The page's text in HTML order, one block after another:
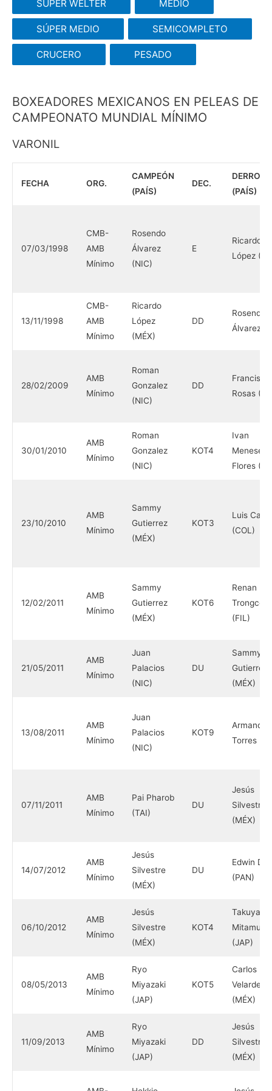
SÚPER WELTER MEDIO
SÚPER MEDIO SEMICOMPLETO
CRUCERO PESADO
BOXEADORES MEXICANOS EN PELEAS DE
CAMPEONATO MUNDIAL MÍNIMO
VARONIL
FECHA ORG.
CAMPEÓN
(PAÍS)
DEC.
(PAÍS)
07/03/1998
CMB-
AMB
Mínimo
Rosendo
Álvarez
(NIC)
E
Ricardo
López
13/11/1998
CMB-
AMB
Mínimo
Ricardo
López
(MÉX)
DD
Rosendo
Álvarez
28/02/2009
AMB
Mínimo
Roman
Gonzalez
(NIC)
DD
Francisco
Rosas
30/01/2010
AMB
Mínimo
Roman
Gonzalez
(NIC)
KOT4
Ivan
Meneses
Flores
23/10/2010
AMB
Mínimo
Sammy
Gutierrez
(MÉX)
KOT3
Luis
(COL)
12/02/2011
AMB
Mínimo
Sammy
Gutierrez
(MÉX)
KOT6
Renan
Trongco
(FIL)
21/05/2011
AMB
Mínimo
Juan
Palacios
(NIC)
DU
Sammy
Gutierrez
(MÉX)
13/08/2011
AMB
Mínimo
Juan
Palacios
(NIC)
KOT9
Armando
Torres
07/11/2011
AMB
Mínimo
Pai Pharob
(TAI)
DU
Jesús
Silvestre
(MÉX)
14/07/2012
AMB
Mínimo
Jesús
Silvestre
(MÉX)
DU
Edwin
(PAN)
06/10/2012
AMB
Mínimo
Jesús
Silvestre
(MÉX)
KOT4
Takuya
Mitamura
(JAP)
08/05/2013
AMB
Mínimo
Ryo
Miyazaki
(JAP)
KOT5
Carlos
Velarde
(MÉX)
11/09/2013
AMB
Mínimo
Ryo
Miyazaki
(JAP)
DD
Jesús
Silvestre
(MÉX)